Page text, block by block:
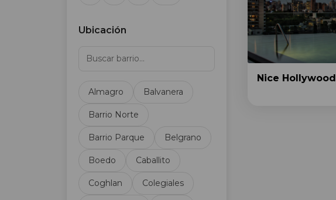
Ubicación
Almagro Balvanera
Barrio Norte
Barrio Parque Belgrano
Boedo Caballito
Coghlan Colegiales
Nice Hollywood